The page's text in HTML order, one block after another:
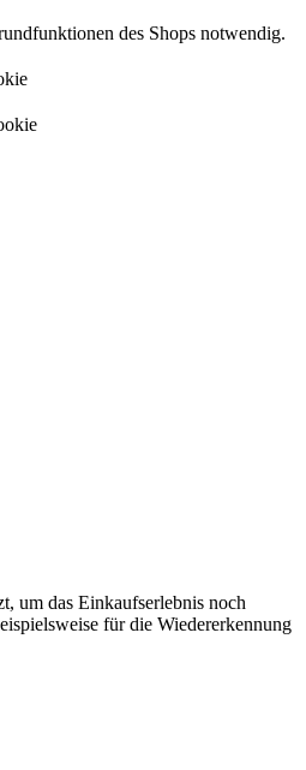
des Shops notwendig.
um das Einkaufserlebnis noch
für die Wiedererkennung